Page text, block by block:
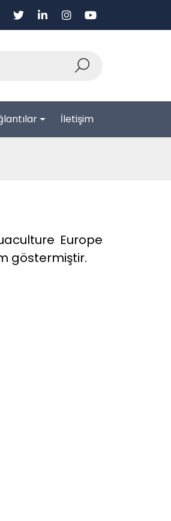
İletişim
Europe
göstermiştir.